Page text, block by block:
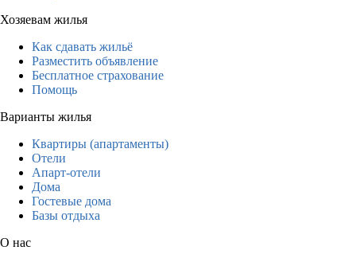
Хозяевам жилья
Как сдавать жильё
Разместить объявление
Бесплатное страхование
Помощь
Варианты жилья
Квартиры (апартаменты)
Отели
Апарт-отели
Дома
Гостевые дома
Базы отдыха
О нас